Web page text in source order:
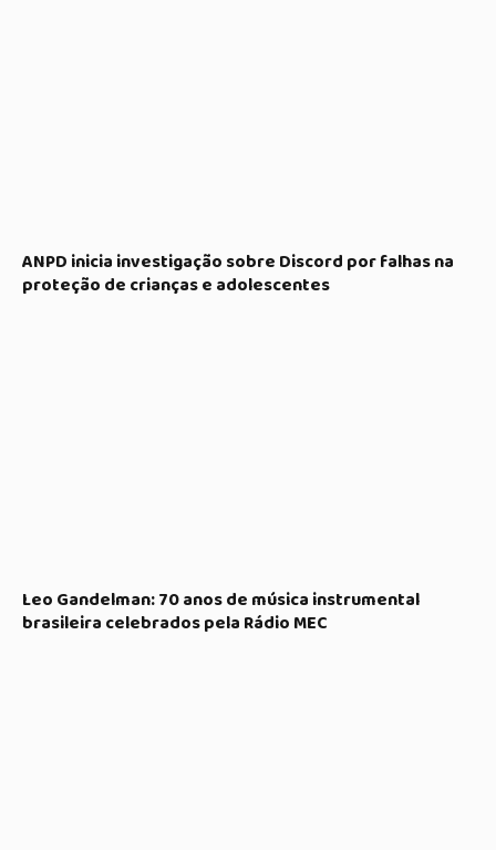
ANPD inicia investigação sobre Discord por falhas na
proteção de crianças e adolescentes
Leo Gandelman: 70 anos de música instrumental
brasileira celebrados pela Rádio MEC